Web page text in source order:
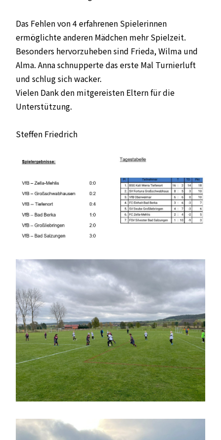
Das Fehlen von 4 erfahrenen Spielerinnen
ermöglichte anderen Mädchen mehr Spielzeit.
Besonders hervorzuheben sind Frieda, Wilma und
Alma. Anna schnupperte das erste Mal Turnierluft
und schlug sich wacker.
Vielen Dank den mitgereisten Eltern für die
Unterstützung.
Steffen Friedrich